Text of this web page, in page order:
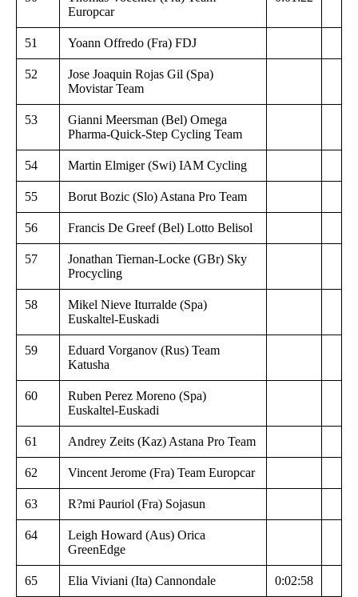
Europcar
51 Yoann Offredo (Fra) FDJ
52
Jose Joaquin Rojas Gil (Spa)
Movistar Team
53
Gianni Meersman (Bel) Omega
Pharma-Quick-Step Cycling Team
54 Martin Elmiger (Swi) IAM Cycling
55 Borut Bozic (Slo) Astana Pro Team
56 Francis De Greef (Bel) Lotto Belisol
57
Jonathan Tiernan-Locke (GBr) Sky
Procycling
58
Mikel Nieve Iturralde (Spa)
Euskaltel-Euskadi
59
Eduard Vorganov (Rus) Team
Katusha
60
Ruben Perez Moreno (Spa)
Euskaltel-Euskadi
61 Andrey Zeits (Kaz) Astana Pro Team
62 Vincent Jerome (Fra) Team Europcar
63 R?mi Pauriol (Fra) Sojasun
64
Leigh Howard (Aus) Orica
GreenEdge
65 Elia Viviani (Ita) Cannondale 0:02:58